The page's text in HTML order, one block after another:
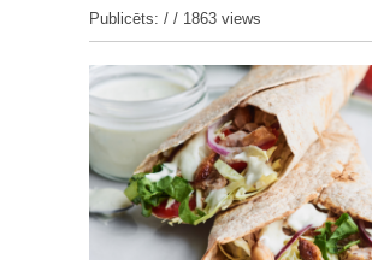
Publicēts: / / 1863 views